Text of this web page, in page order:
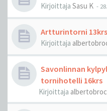
Kirjoittaja Sasu K -
Artturintorni
Kirjoittaja
Savonlinnan
tornihotelli 16krs
Kirjoittaja